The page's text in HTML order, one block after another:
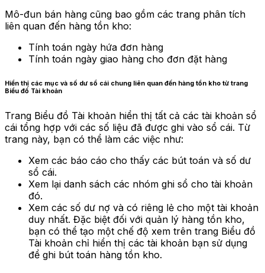
Mô-đun bán hàng cũng bao gồm các trang phân tích
liên quan đến hàng tồn kho:
Tính toán ngày hứa đơn hàng
Tính toán ngày giao hàng cho đơn đặt hàng
Hiển thị các mục và số dư sổ cái chung liên quan đến hàng tồn kho từ trang
Biểu đồ Tài khoản
Trang Biểu đồ Tài khoản hiển thị tất cả các tài khoản sổ
cái tổng hợp với các số liệu đã được ghi vào sổ cái. Từ
trang này, bạn có thể làm các việc như:
Xem các báo cáo cho thấy các bút toán và số dư
sổ cái.
Xem lại danh sách các nhóm ghi sổ cho tài khoản
đó.
Xem các số dư nợ và có riêng lẻ cho một tài khoản
duy nhất. Đặc biệt đối với quản lý hàng tồn kho,
bạn có thể tạo một chế độ xem trên trang Biểu đồ
Tài khoản chỉ hiển thị các tài khoản bạn sử dụng
để ghi bút toán hàng tồn kho.